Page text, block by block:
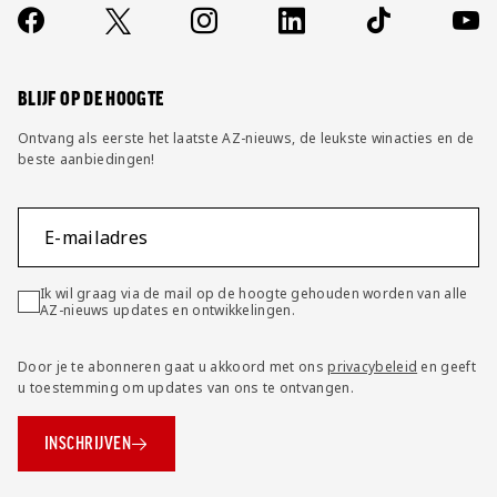
Contact
FAQ
Socials
https://www.facebook.com/AZAlkmaar
X Instagram LinkedIn TikTok
BLIJF OP DE HOOGTE
Ontvang als eerste het laatste AZ-nieuws, de leukste winacties en de
beste aanbiedingen!
E-mailadres
Ik wil graag via de mail op de hoogte gehouden worden van alle
AZ-nieuws updates en ontwikkelingen.
Door je te abonneren gaat u akkoord met onsprivacybeleid en geeft
u toestemming om updates van ons te ontvangen.
INSCHRIJVEN